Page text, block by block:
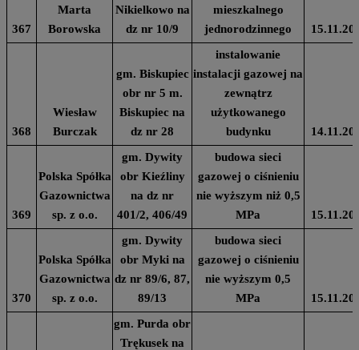
367
Marta
Borowska
Nikielkowo na
dz nr 10/9
mieszkalnego
jednorodzinnego
368
Wiesław
Burczak
gm. Biskupiec
obr nr 5 m.
Biskupiec na
dz nr 28
instalowanie
instalacji gazowej na
zewnątrz
użytkowanego
budynku
369
Polska Spółka
Gazownictwa
sp. z o.o.
gm. Dywity
obr Kieźliny
na dz nr
401/2, 406/49
budowa sieci
gazowej o ciśnieniu
nie wyższym niż 0,5
MPa
370
Polska Spółka
Gazownictwa
sp. z o.o.
gm. Dywity
obr Myki na
dz nr 89/6, 87,
89/13
budowa sieci
gazowej o ciśnieniu
nie wyższym 0,5
MPa
gm. Purda obr
Trękusek na